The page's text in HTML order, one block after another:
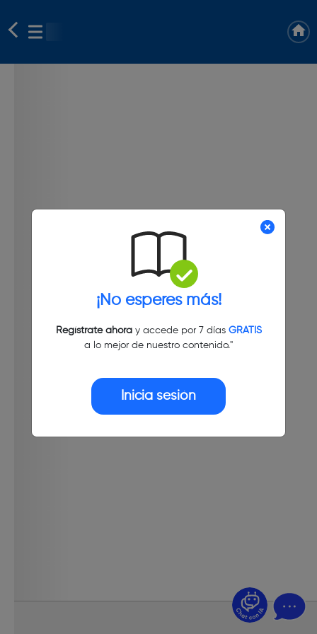
¡No esperes más!
Regístrate ahoray accede por 7 días GRATIS
a lo mejor de nuestro contenido."
Inicia sesión